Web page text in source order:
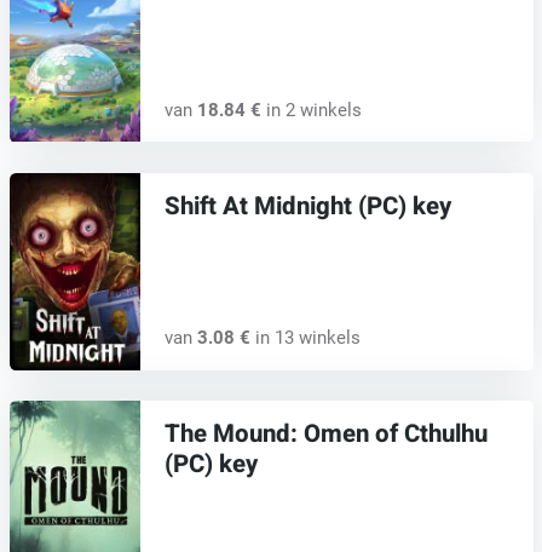
van 18.84 € in 2 winkels
Shift At Midnight (PC) key
van 3.08 € in 13 winkels
The Mound: Omen of Cthulhu
(PC) key